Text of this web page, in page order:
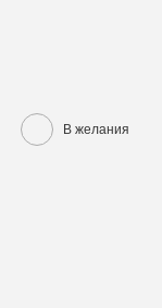
В желания